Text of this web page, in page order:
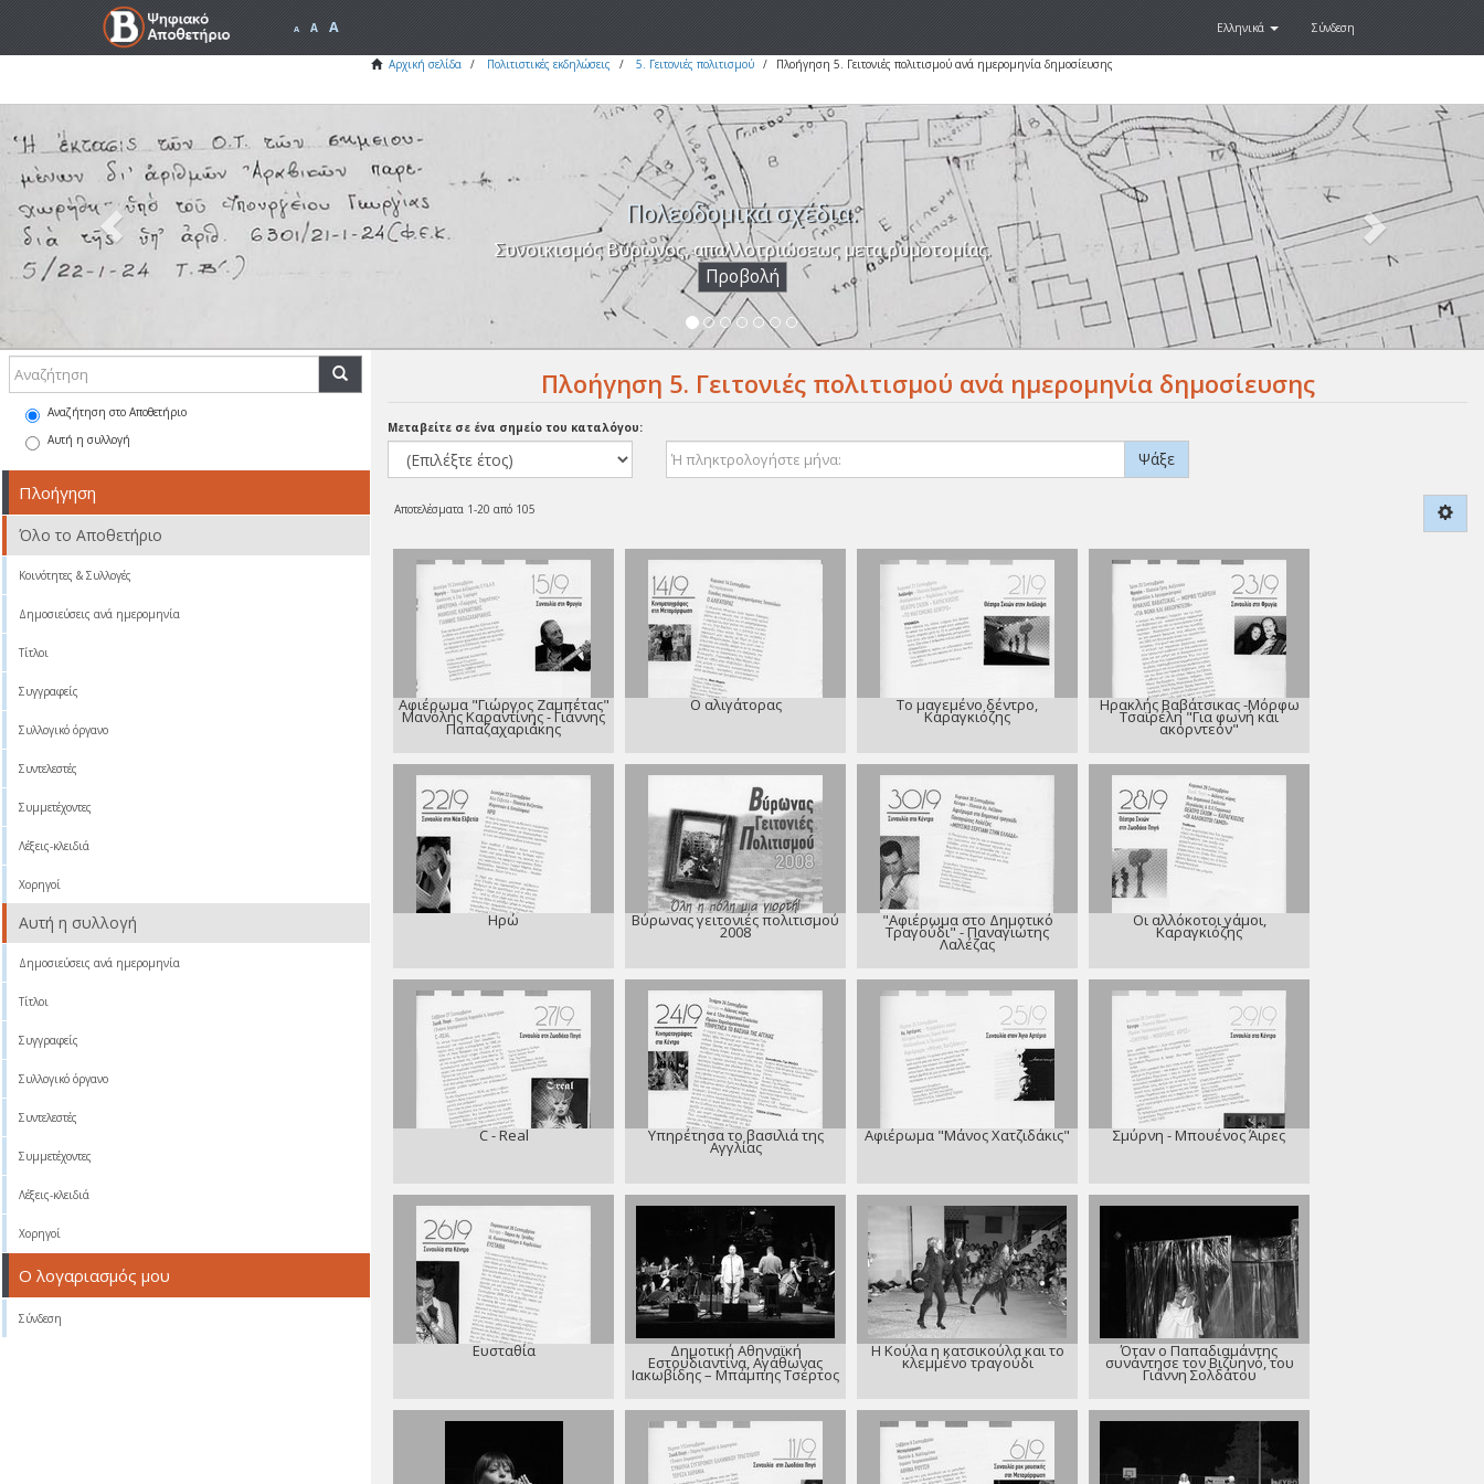
A A A Ελληνικά Σύνδεση
Αρχική σελίδα Πολιτιστικές εκδηλώσεις 5. Γειτονιές πολιτισμού Πλοήγηση 5. Γειτονιές πολιτισμού ανά ημερομηνία δημοσίευσης
Πολεοδομικά σχέδια.
Συνοικισμός Βύρωνος, απαλλοτριώσεως μετα ρυμοτομίας.
Προβολή
Next
Πλοήγηση 5. Γειτονιές πολιτισμού ανά ημερομηνία δημοσίευσης
Μεταβείτε σε ένα σημείο του καταλόγου:
Ψάξε
Αποτελέσματα 1-20 από 105
Αφιέρωμα "Γιώργος Ζαμπέτας"
Μανόλης Καραντίνης - Γιάννης
Παπαζαχαριάκης
Ο αλιγάτορας Το μαγεμένο δέντρο,
Καραγκιόζης
Ηρακλής Βαβάτσικας -Μόρφω
Τσαϊρέλη "Για φωνή και
ακορντεόν"
Ηρώ Βύρωνας γειτονιές πολιτισμού
2008
"Αφιέρωμα στο Δημοτικό
Τραγούδι" - Παναγιώτης
Λαλέζας
Οι αλλόκοτοι γάμοι,
Καραγκιόζης
C - Real Υπηρέτησα το βασιλιά της
Αγγλίας
Αφιέρωμα "Μάνος Χατζιδάκις" Σμύρνη - Μπουένος Άιρες
Ευσταθία Δημοτική Αθηναϊκή
Εστουδιαντίνα, Αγάθωνας
Ιακωβίδης – Μπάμπης Τσέρτος
Η Κούλα η κατσικούλα και το
κλεμμένο τραγούδι
Όταν ο Παπαδιαμάντης
συνάντησε τον Βιζυηνό, του
Γιάννη Σολδάτου
Αναζήτηση στο Αποθετήριο
Αυτή η συλλογή
Πλοήγηση
Όλο το Αποθετήριο
Κοινότητες & Συλλογές
Δημοσιεύσεις ανά ημερομηνία
Τίτλοι
Συγγραφείς
Συλλογικό όργανο
Συντελεστές
Συμμετέχοντες
Λέξεις-κλειδιά
Χορηγοί
Αυτή η συλλογή
Δημοσιεύσεις ανά ημερομηνία
Τίτλοι
Συγγραφείς
Συλλογικό όργανο
Συντελεστές
Συμμετέχοντες
Λέξεις-κλειδιά
Χορηγοί
Ο λογαριασμός μου
Σύνδεση